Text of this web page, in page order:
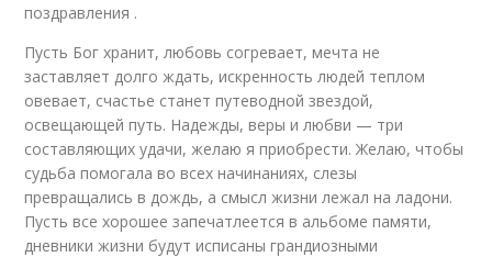
поздравления .
Пусть Бог хранит, любовь согревает, мечта не
заставляет долго ждать, искренность людей теплом
овевает, счастье станет путеводной звездой,
освещающей путь. Надежды, веры и любви — три
составляющих удачи, желаю я приобрести. Желаю, чтобы
судьба помогала во всех начинаниях, слезы
превращались в дождь, а смысл жизни лежал на ладони.
Пусть все хорошее запечатлеется в альбоме памяти,
дневники жизни будут исписаны грандиозными